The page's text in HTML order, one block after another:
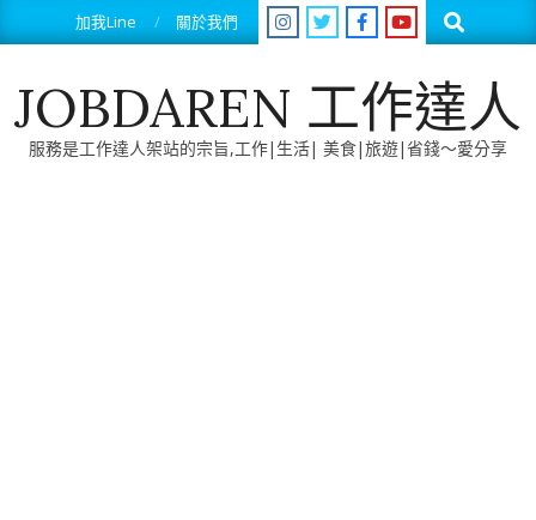
to
加我Line 關於我們 Search
JOBDAREN 工作達人
服務是工作達人架站的宗旨,工作|生活| 美食|旅遊|省錢～愛分享